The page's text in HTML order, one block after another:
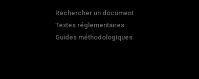
Rechercher un document
Textes réglementaires
Guides méthodologiques